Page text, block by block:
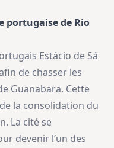
portugaise de Rio
Estácio de Sá
de chasser les
Guanabara. Cette
la consolidation du
La cité se
devenir l’un des